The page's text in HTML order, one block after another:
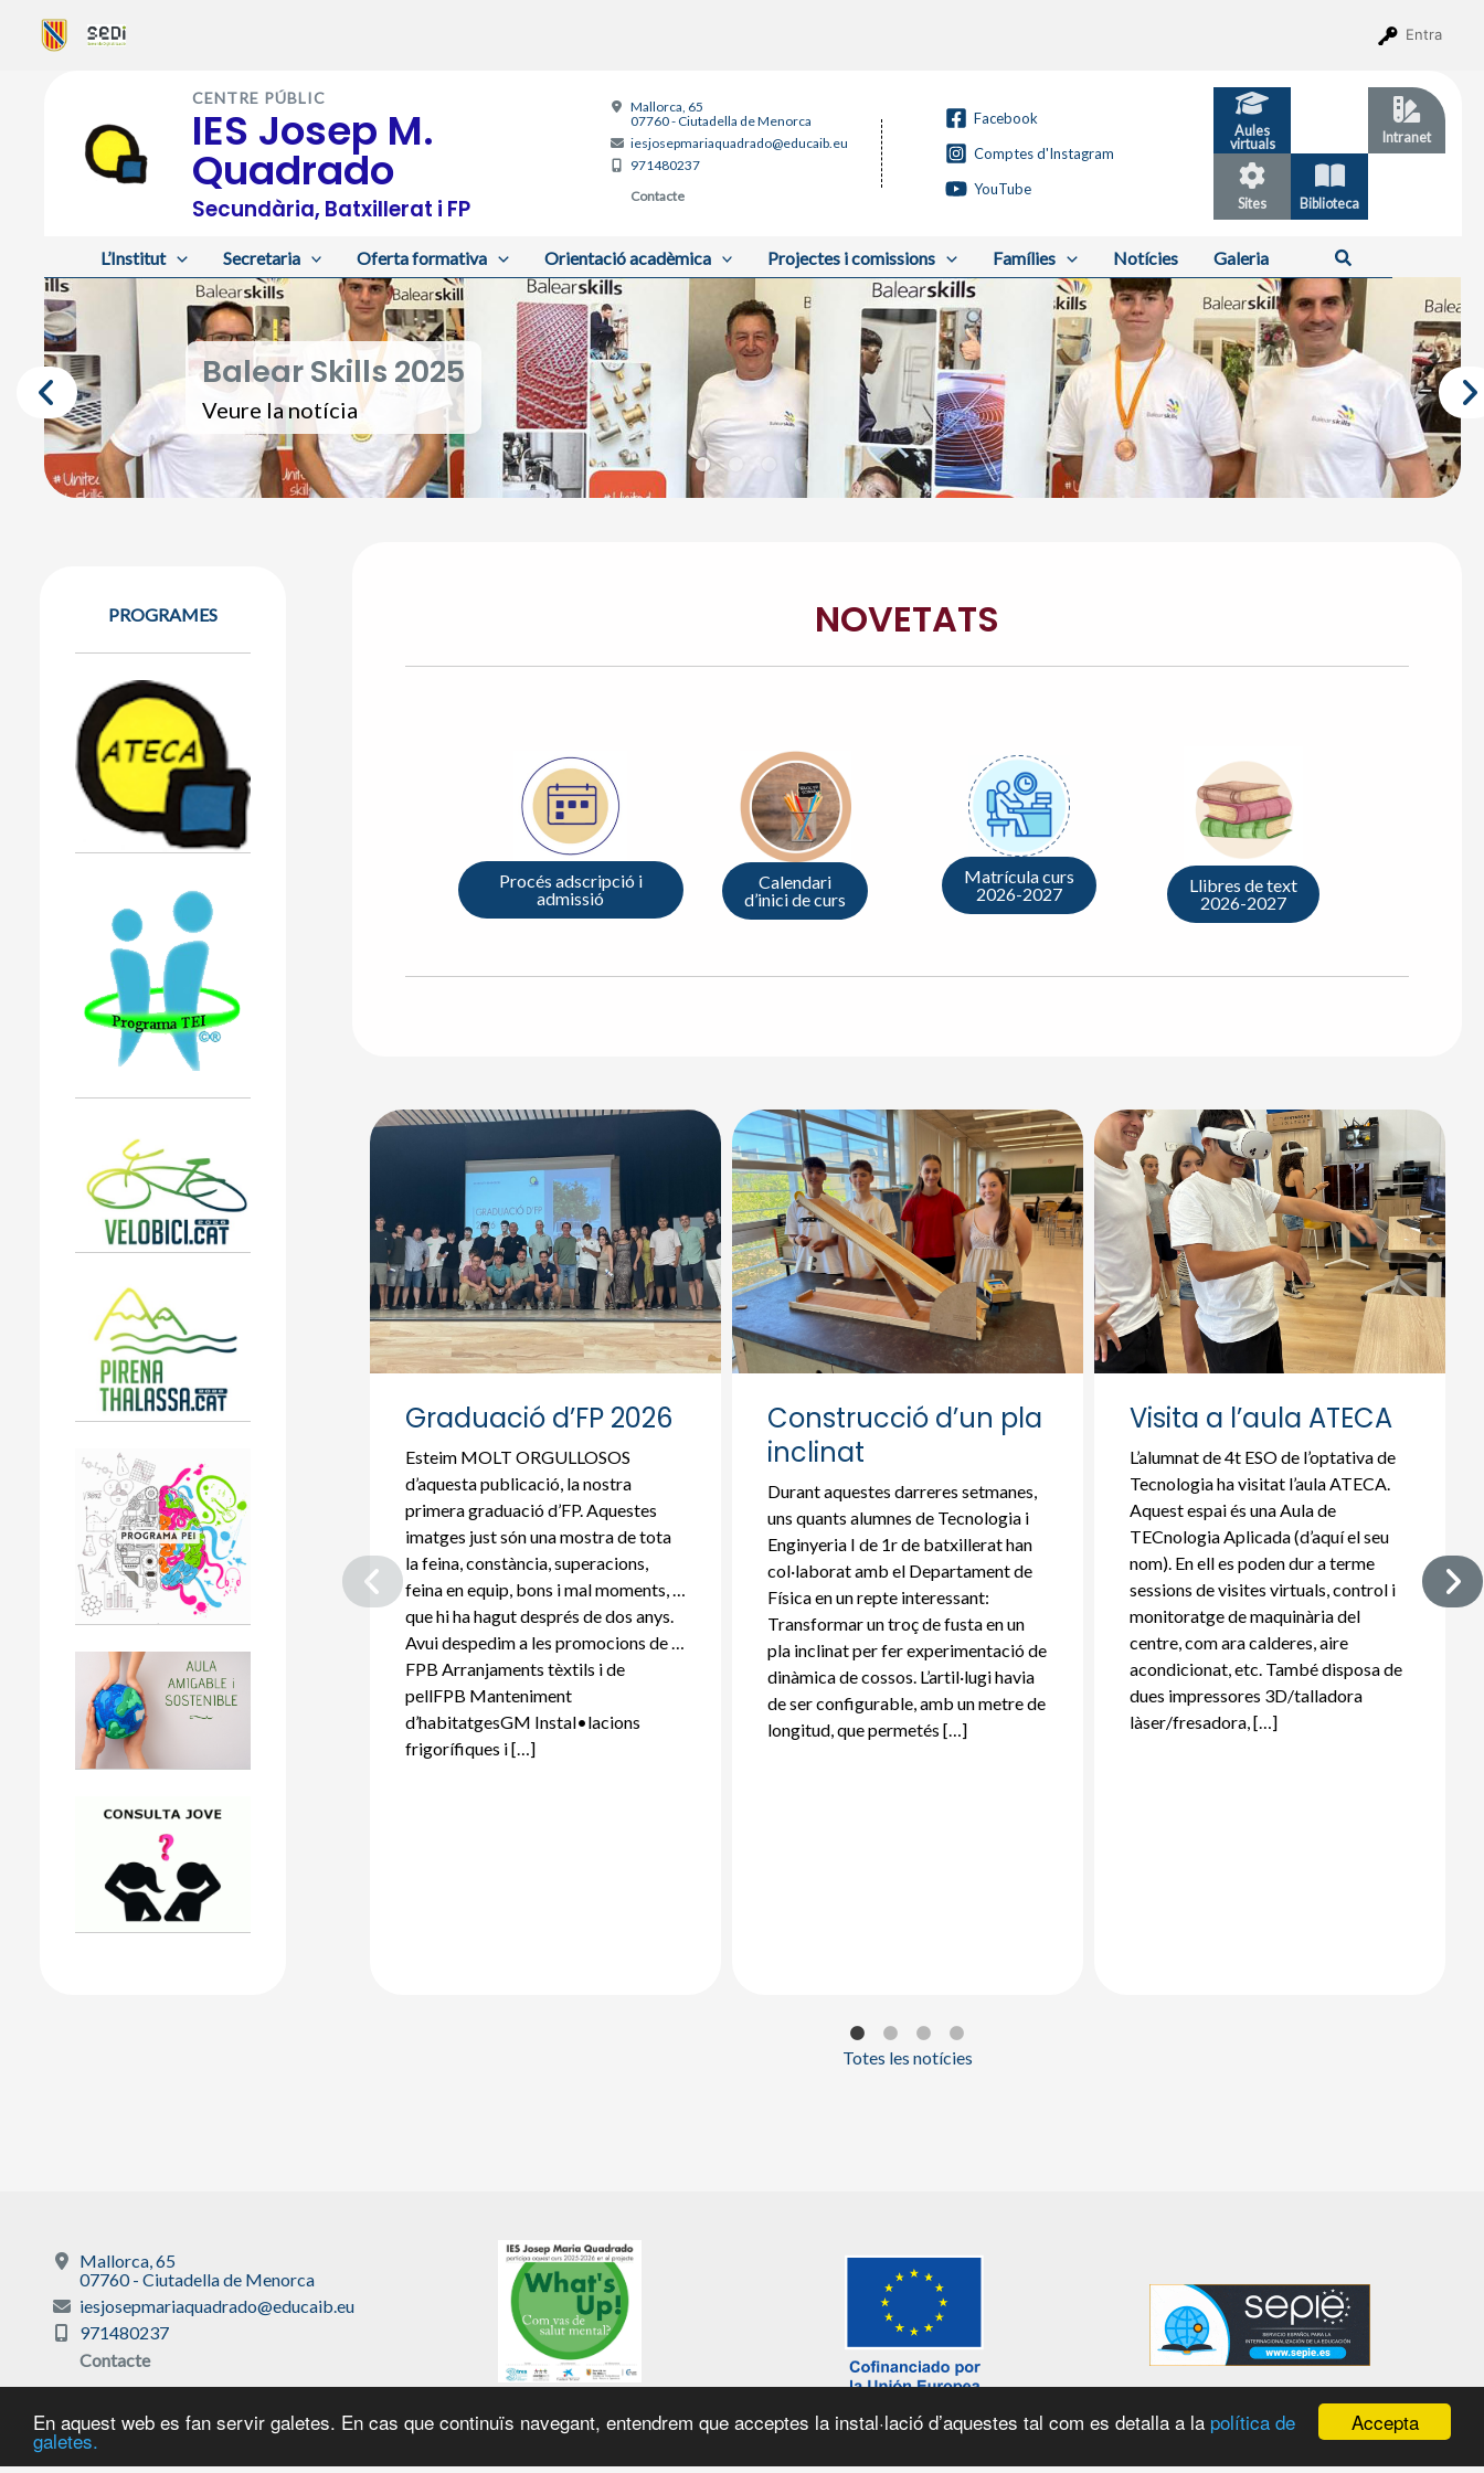
Accepta
En aquest web es fan servir galetes. En cas que continuïs navegant, entendrem que acceptes la instal·lació d’aquestes tal com es detalla a la política de
galetes.
Entra
CENTRE PÚBLIC
IES Josep M.
Quadrado
Secundària, Batxillerat i FP
Mallorca, 65
07760 - Ciutadella de Menorca
iesjosepmariaquadrado@educaib.eu
971480237
Contacte
Facebook
Comptes d'Instagram
YouTube
Aules
virtuals
Intranet
Sites Biblioteca
L’Institut Secretaria Oferta formativa Orientació acadèmica Projectes i comissions Famílies Notícies Galeria Cerca
PROGRAMES NOVETATS
Procés adscripció i
admissió
Calendari
d’inici de curs
Matrícula curs
2026-2027
Llibres de text
2026-2027
Graduació d’FP 2026
Esteim MOLT ORGULLOSOS
d’aquesta publicació, la nostra
primera graduació d’FP. Aquestes
imatges just són una mostra de tota
la feina, constància, superacions,
feina en equip, bons i mal moments, …
que hi ha hagut després de dos anys.
Avui despedim a les promocions de …
FPB Arranjaments tèxtils i de
pellFPB Manteniment
d’habitatgesGM Instal•lacions
frigorífiques i […]
Construcció d’un pla
inclinat
Durant aquestes darreres setmanes,
uns quants alumnes de Tecnologia i
Enginyeria I de 1r de batxillerat han
col·laborat amb el Departament de
Física en un repte interessant:
Transformar un troç de fusta en un
pla inclinat per fer experimentació de
dinàmica de cossos. L’artil·lugi havia
de ser configurable, amb un metre de
longitud, que permetés […]
Visita a l’aula ATECA
L’alumnat de 4t ESO de l’optativa de
Tecnologia ha visitat l’aula ATECA.
Aquest espai és una Aula de
TECnologia Aplicada (d’aquí el seu
nom). En ell es poden dur a terme
sessions de visites virtuals, control i
monitoratge de maquinària del
centre, com ara calderes, aire
acondicionat, etc. També disposa de
dues impressores 3D/talladora
làser/fresadora, […]
Totes les notícies
Mallorca, 65
07760 - Ciutadella de Menorca
iesjosepmariaquadrado@educaib.eu
971480237
Contacte
Avís legal|Sobre el web|Política de galetes|© 2026 Generalitat de Catalunya |Fet amb elWordPress